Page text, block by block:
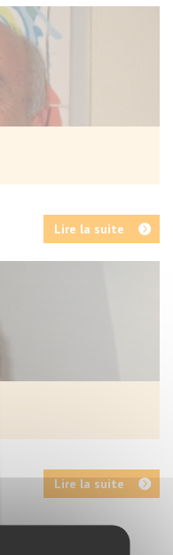
Lire la suite
Lire la suite